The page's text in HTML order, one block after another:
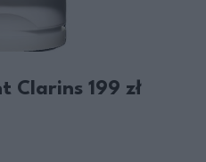
Clarins 199 zł